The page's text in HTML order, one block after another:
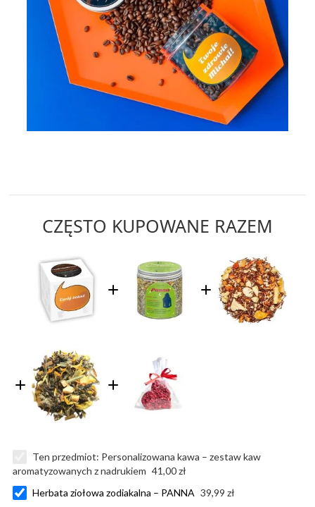
CZĘSTO KUPOWANE RAZEM
Ten przedmiot: Personalizowana kawa – zestaw kaw
aromatyzowanych z nadrukiem 41,00 zł
Herbata ziołowa zodiakalna – PANNA 39,99 zł